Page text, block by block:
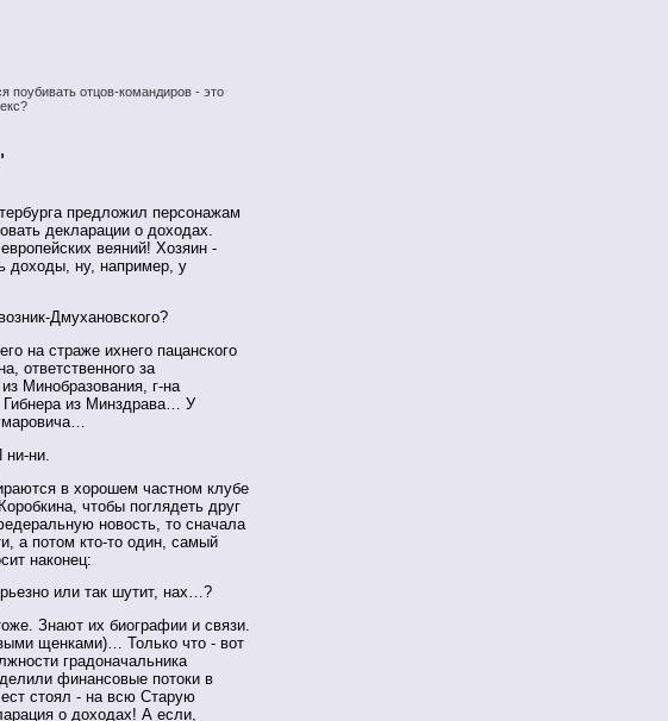
поубивать отцов-командиров - это
предложил персонажам
декларации о доходах.
веяний! Хозяин -
доходы, ну, например, у
Дмухановского?
на страже ихнего пацанского
ответственного за
Минобразования, г-на
Гибнера из Минздрава… У
ни.
в хорошем частном клубе
чтобы поглядеть друг
новость, то сначала
а потом кто-то один, самый
наконец:
или так шутит, нах…?
Знают их биографии и связи.
щенками)… Только что - вот
градоначальника
финансовые потоки в
стоял - на всю Старую
о доходах! А если,